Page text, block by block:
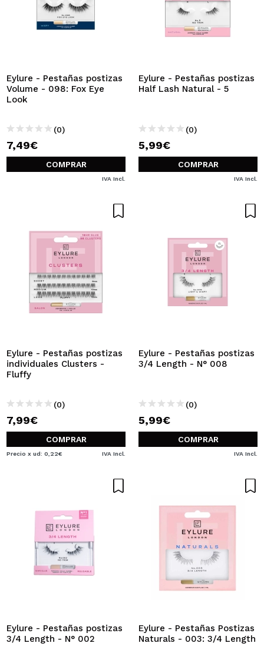
Eylure - Pestañas postizas
Volume - 098: Fox Eye
Look
(0)
7,49€
COMPRAR
IVA Incl.
Eylure - Pestañas postizas
Half Lash Natural - 5
(0)
5,99€
COMPRAR
IVA Incl.
Eylure - Pestañas postizas
individuales Clusters -
Fluffy
(0)
7,99€
COMPRAR
Precio x ud: 0,22€ IVA Incl.
Eylure - Pestañas postizas
3/4 Length - N° 008
(0)
5,99€
COMPRAR
IVA Incl.
Eylure - Pestañas postizas
3/4 Length - N° 002
Eylure - Pestañas Postizas
Naturals - 003: 3/4 Length